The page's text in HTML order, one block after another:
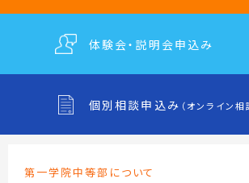
体験会・説明会申込み
個別相談申込み （オンライン相
第一学院中等部について